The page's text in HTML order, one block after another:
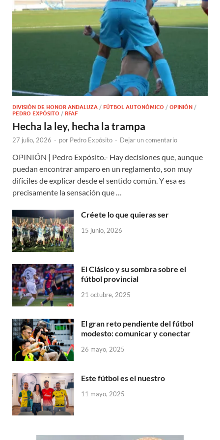
DIVISIÓN DE HONOR ANDALUZA / FÚTBOL AUTONÓMICO / OPINIÓN /
PEDRO EXPÓSITO / RFAF
Hecha la ley, hecha la trampa
27 julio, 2026 - por Pedro Expósito - Dejar un comentario
OPINIÓN | Pedro Expósito.- Hay decisiones que, aunque
puedan encontrar amparo en un reglamento, son muy
difíciles de explicar desde el sentido común. Y esa es
precisamente la sensación que …
Créete lo que quieras ser
15 junio, 2026
El Clásico y su sombra sobre el
fútbol provincial
21 octubre, 2025
El gran reto pendiente del fútbol
modesto: comunicar y conectar
26 mayo, 2025
Este fútbol es el nuestro
11 mayo, 2025